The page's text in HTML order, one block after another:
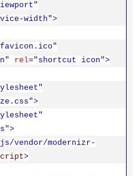
width">
rel="shortcut icon">
vendor/modernizr-
>